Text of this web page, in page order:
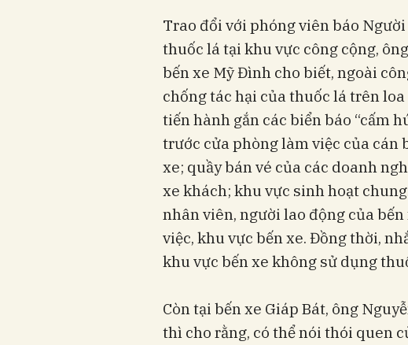
Trao đổi với phóng viên báo
thuốc lá tại khu vực công cộng,
bến xe Mỹ Đình cho biết, ngoài
chống tác hại của thuốc lá trên
tiến hành gắn các biển báo “cấm
trước cửa phòng làm việc của cán
xe; quầy bán vé của các doanh
xe khách; khu vực sinh hoạt
nhân viên, người lao động của
việc, khu vực bến xe. Đồng thời,
khu vực bến xe không sử dụng
Còn tại bến xe Giáp Bát, ông
thì cho rằng, có thể nói thói quen